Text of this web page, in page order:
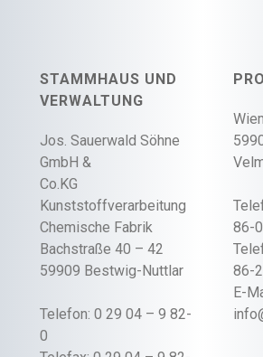
STAMMHAUS UND
VERWALTUNG
Jos. Sauerwald Söhne
GmbH &
Co.KG
Kunststoffverarbeitung
Chemische Fabrik
Bachstraße 40 – 42
59909 Bestwig-Nuttlar
Telefon: 0 29 04 – 9 82-
0
86-0
86-
E-